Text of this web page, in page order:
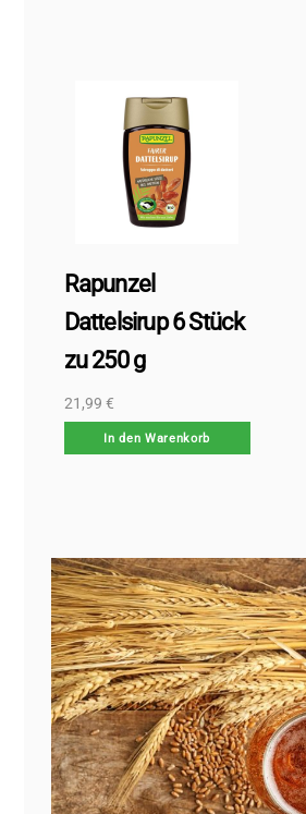
Rapunzel
Dattelsirup 6 Stück
zu 250 g
21,99 €
In den Warenkorb